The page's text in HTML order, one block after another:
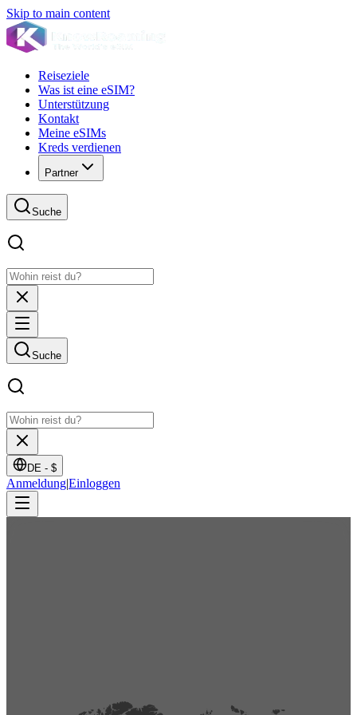
Skip to main content
Reiseziele
Was ist eine eSIM?
Unterstützung
Kontakt
Meine eSIMs
Kreds verdienen
Partner
Suche
Suche
DE - $
Anmeldung|Einloggen